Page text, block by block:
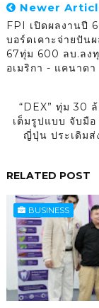
Newer
FPI เปิดผลงานปี
บอร์ดเคาะจ่ายปัน
67ทุ่ม 600 ลบ.ลง
อเมริกา - แคนาดา
“DEX” ทุ่ม 30
เต็มรูปแบบ จับมื
ญี่ปุ่น ประเดิมส่
RELATED POST
BUSINESS